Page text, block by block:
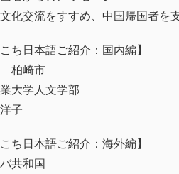
文化交流をすすめ、中国帰国者
こち日本語ご紹介：国内編】
柏崎市
大学人文学部
子
こち日本語ご紹介：海外編】
共和国